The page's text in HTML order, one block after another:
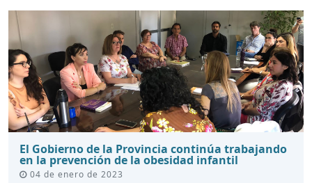
El Gobierno de la Provincia continúa trabajando
en la prevención de la obesidad infantil
04 de enero de 2023